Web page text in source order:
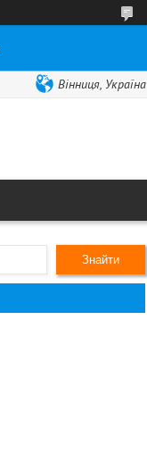
Вінниця, Україна
Знайти